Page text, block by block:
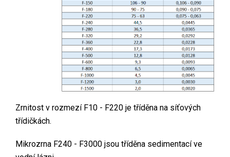
Zrnitost v rozmezí F10 - F220 je tříděna na síťových
třídičkách.
Mikrozrna F240 - F3000 jsou tříděna sedimentací ve